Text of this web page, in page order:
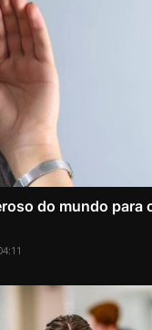
do mundo para